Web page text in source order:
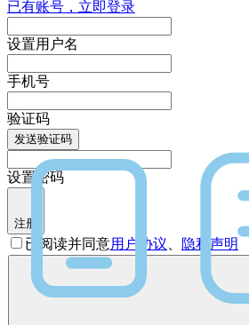
已有账号，立即登录
设置用户名
手机号
验证码
发送验证码
设置密码
注册
已阅读并同意用户协议 隐私声明